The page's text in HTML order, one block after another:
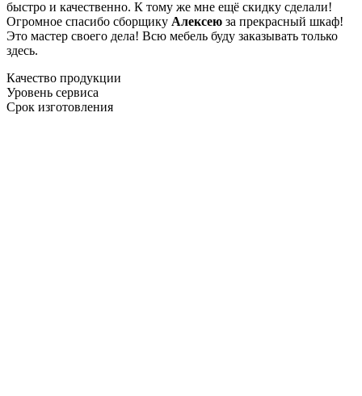
быстро и качественно. К тому же мне ещё скидку сделали!
Огромное спасибо сборщику Алексею за прекрасный шкаф!
Это мастер своего дела! Всю мебель буду заказывать только
здесь.
Качество продукции
Уровень сервиса
Срок изготовления